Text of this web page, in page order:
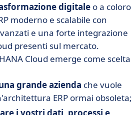
digitale o a coloro
moderno e scalabile con
e una forte integrazione
presenti sul mercato.
Cloud emerge come scelta
grande azienda che vuole
ERP ormai obsoleta;